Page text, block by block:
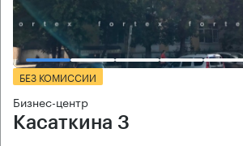
БЕЗ КОМИССИИ
Бизнес-центр
Касаткина 3